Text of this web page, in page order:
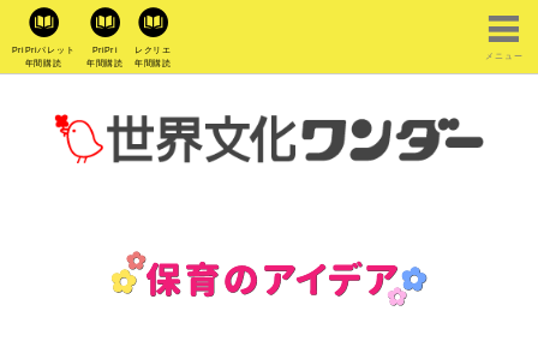
PriPriパレット
年間購読
PriPri
年間購読
レクリエ
年間購読
メニュー